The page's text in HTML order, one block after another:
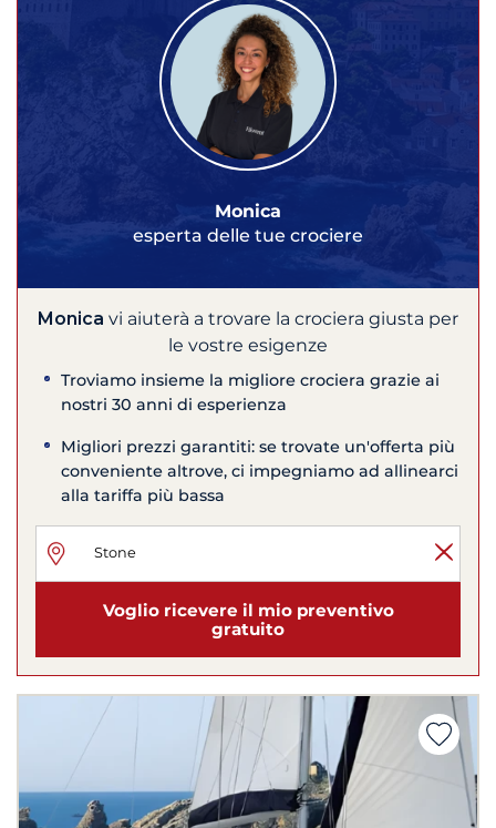
Monica
esperta delle tue crociere
Monica vi aiuterà a trovare la crociera giusta per
le vostre esigenze
Troviamo insieme la migliore crociera grazie ai
nostri 30 anni di esperienza
Migliori prezzi garantiti: se trovate un'offerta più
conveniente altrove, ci impegniamo ad allinearci
alla tariffa più bassa
Voglio ricevere il mio preventivo
gratuito